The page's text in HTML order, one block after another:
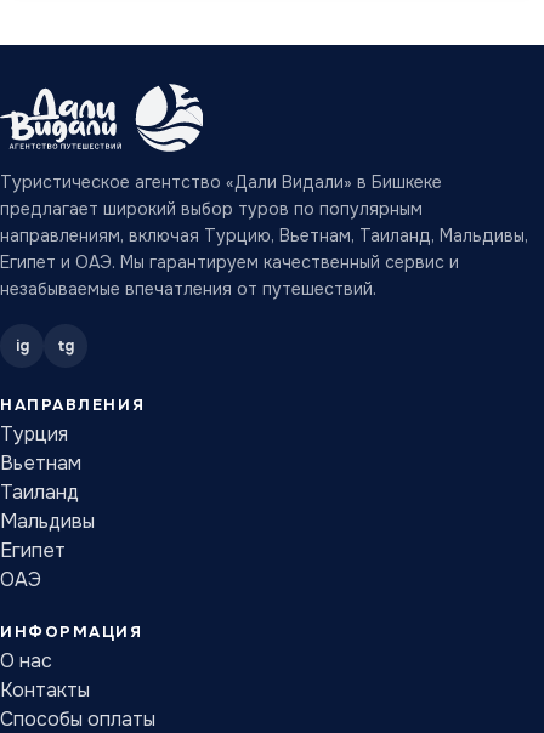
Туристическое агентство «Дали Видали» в Бишкеке
предлагает широкий выбор туров по популярным
направлениям, включая Турцию, Вьетнам, Таиланд, Мальдивы,
Египет и ОАЭ. Мы гарантируем качественный сервис и
незабываемые впечатления от путешествий.
ig tg
НАПРАВЛЕНИЯ
Турция
Вьетнам
Таиланд
Мальдивы
Египет
ОАЭ
ИНФОРМАЦИЯ
О нас
Контакты
Способы оплаты